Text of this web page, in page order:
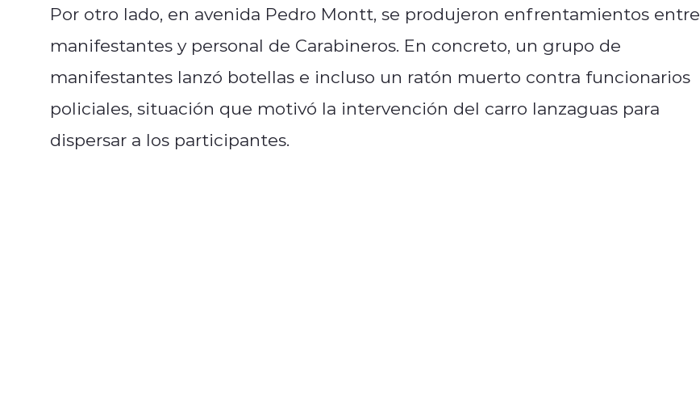
Por otro lado, en avenida Pedro Montt, se produjeron enfrentamientos entre
manifestantes y personal de Carabineros. En concreto, un grupo de
manifestantes lanzó botellas e incluso un ratón muerto contra funcionarios
policiales, situación que motivó la intervención del carro lanzaguas para
dispersar a los participantes.